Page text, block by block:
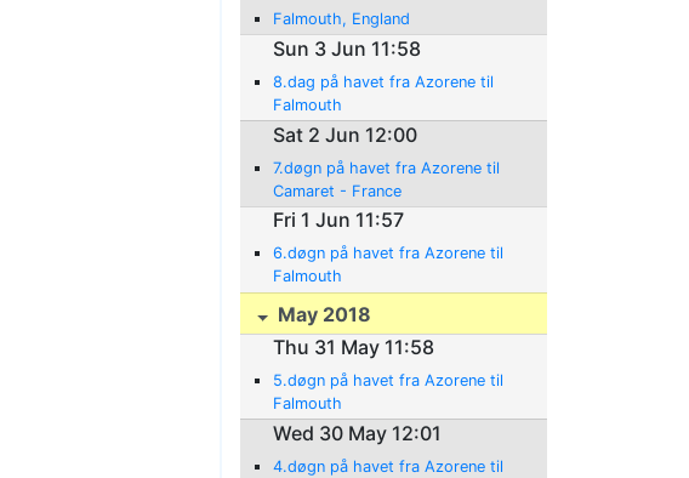
Falmouth, England
Sun 3 Jun 11:58
8.dag på havet fra Azorene til
Falmouth
Sat 2 Jun 12:00
7.døgn på havet fra Azorene til
Camaret - France
Fri 1 Jun 11:57
6.døgn på havet fra Azorene til
Falmouth
May 2018
Thu 31 May 11:58
5.døgn på havet fra Azorene til
Falmouth
Wed 30 May 12:01
4.døgn på havet fra Azorene til